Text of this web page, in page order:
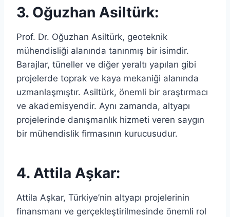
3. Oğuzhan Asiltürk:
Prof. Dr. Oğuzhan Asiltürk, geoteknik
mühendisliği alanında tanınmış bir isimdir.
Barajlar, tüneller ve diğer yeraltı yapıları gibi
projelerde toprak ve kaya mekaniği alanında
uzmanlaşmıştır. Asiltürk, önemli bir araştırmacı
ve akademisyendir. Aynı zamanda, altyapı
projelerinde danışmanlık hizmeti veren saygın
bir mühendislik firmasının kurucusudur.
4. Attila Aşkar:
Attila Aşkar, Türkiye’nin altyapı projelerinin
finansmanı ve gerçekleştirilmesinde önemli rol